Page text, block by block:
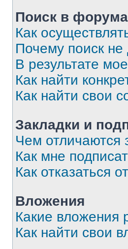
Поиск в
Как
Почему поиск не
В результате
Как найти
Как найти свои
Закладки и
Чем отличаются
Как мне
Как отказаться
Вложения
Какие
Как найти свои